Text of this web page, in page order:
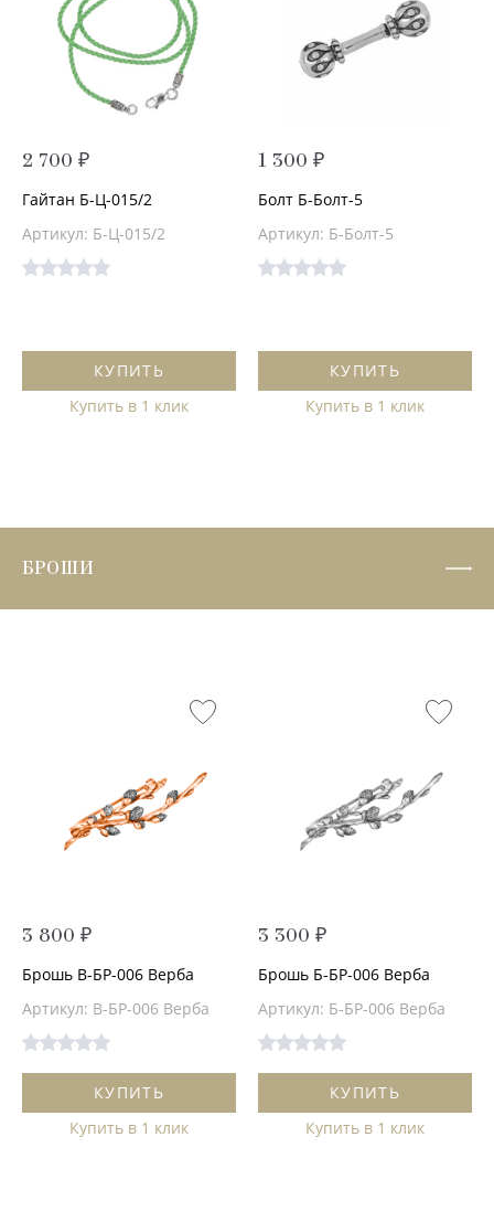
2 700 ₽
Гайтан Б-Ц-015/2
Артикул: Б-Ц-015/2
КУПИТЬ
Купить в 1 клик
1 300 ₽
Болт Б-Болт-5
Артикул: Б-Болт-5
КУПИТЬ
Купить в 1 клик
БРОШИ
3 800 ₽
Брошь В-БР-006 Верба
Артикул: В-БР-006 Верба
КУПИТЬ
Купить в 1 клик
3 300 ₽
Брошь Б-БР-006 Верба
Артикул: Б-БР-006 Верба
КУПИТЬ
Купить в 1 клик